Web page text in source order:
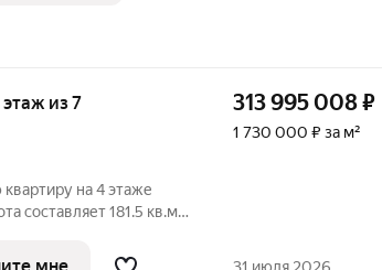
этаж из 7
на 4 этаже
составляет 181.5 кв.м.
выполнена
313 995 008₽
1 730 000 ₽ за м²